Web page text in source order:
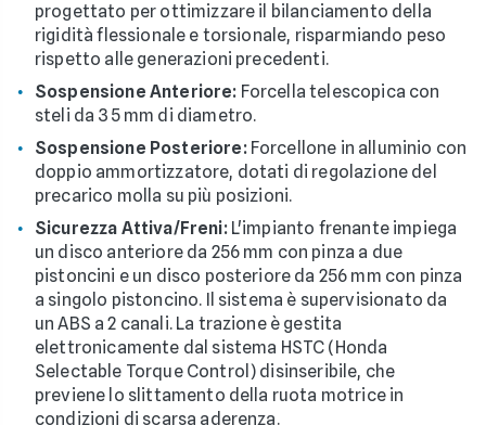
progettato per ottimizzare il bilanciamento della
rigidità flessionale e torsionale, risparmiando peso
rispetto alle generazioni precedenti.
Sospensione Anteriore: Forcella telescopica con
steli da 35 mm di diametro.
Sospensione Posteriore:Forcellone in alluminio con
doppio ammortizzatore, dotati di regolazione del
precarico molla su più posizioni.
Sicurezza Attiva/Freni:L'impianto frenante impiega
un disco anteriore da 256 mm con pinza a due
pistoncini e un disco posteriore da 256 mm con pinza
a singolo pistoncino. Il sistema è supervisionato da
un ABS a 2 canali. La trazione è gestita
elettronicamente dal sistema HSTC (Honda
Selectable Torque Control) disinseribile, che
previene lo slittamento della ruota motrice in
condizioni di scarsa aderenza.